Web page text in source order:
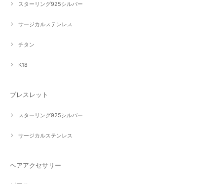
スターリング925シルバー
サージカルステンレス
チタン
K18
ブレスレット
スターリング925シルバー
サージカルステンレス
ヘアアクセサリー